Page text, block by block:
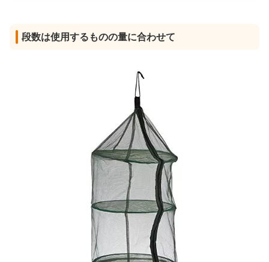
段数は使用するものの量に合わせて